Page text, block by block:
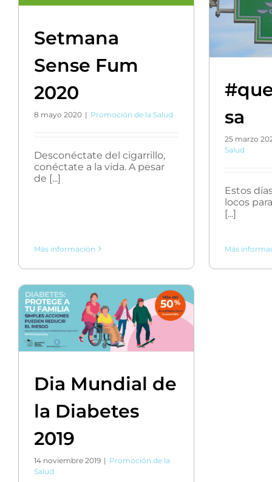
Setmana
Sense Fum
2020
8 mayo 2020 | Promoción de la Salud
Desconéctate del cigarrillo,
conéctate a la vida. A pesar
de [...]
Más información
sa
25 marzo
Salud
Estos
locos
[...]
Más
Dia Mundial de
la Diabetes
2019
14 noviembre 2019 | Promoción de la
Salud